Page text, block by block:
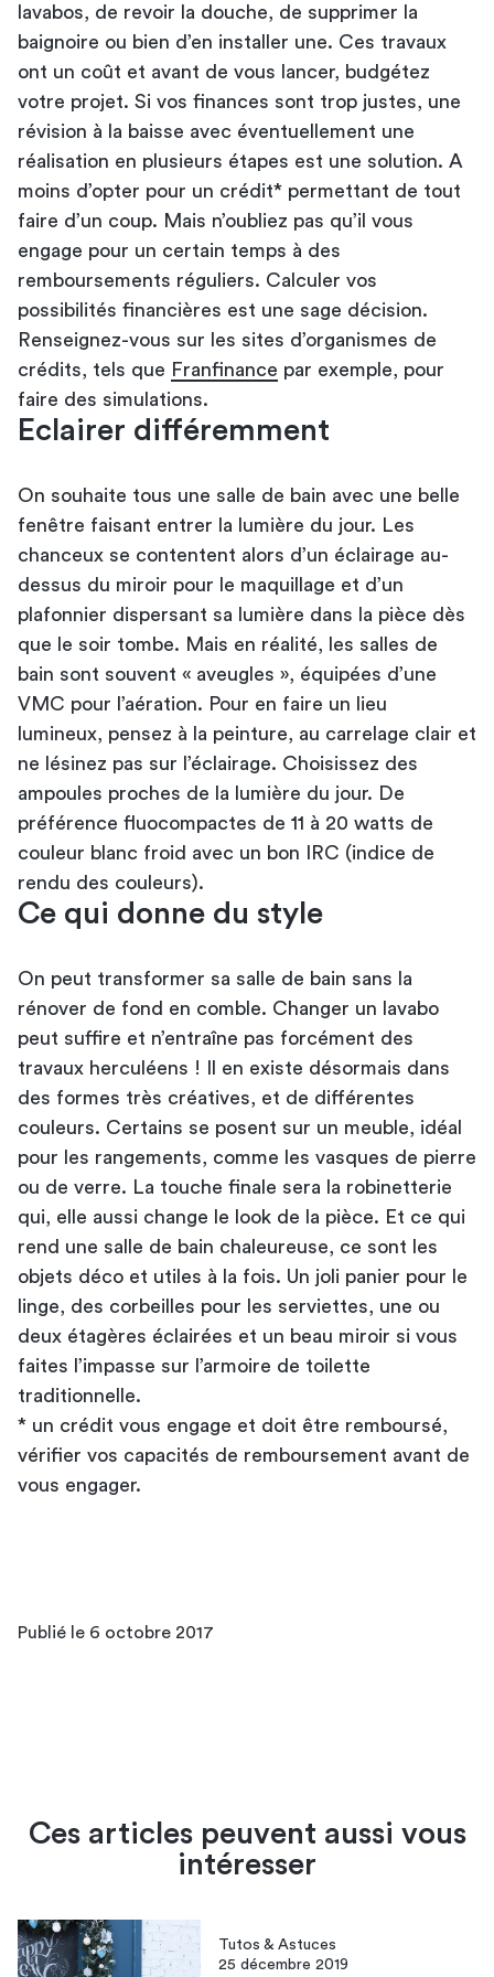
lavabos, de revoir la douche, de supprimer la
baignoire ou bien d’en installer une. Ces travaux
ont un coût et avant de vous lancer, budgétez
votre projet. Si vos finances sont trop justes, une
révision à la baisse avec éventuellement une
réalisation en plusieurs étapes est une solution. A
moins d’opter pour un crédit* permettant de tout
faire d’un coup. Mais n’oubliez pas qu’il vous
engage pour un certain temps à des
remboursements réguliers. Calculer vos
possibilités financières est une sage décision.
Renseignez-vous sur les sites d’organismes de
crédits, tels que Franfinance par exemple, pour
faire des simulations.
Eclairer différemment
On souhaite tous une salle de bain avec une belle
fenêtre faisant entrer la lumière du jour. Les
chanceux se contentent alors d’un éclairage au-
dessus du miroir pour le maquillage et d’un
plafonnier dispersant sa lumière dans la pièce dès
que le soir tombe. Mais en réalité, les salles de
bain sont souvent « aveugles », équipées d’une
VMC pour l’aération. Pour en faire un lieu
lumineux, pensez à la peinture, au carrelage clair et
ne lésinez pas sur l’éclairage. Choisissez des
ampoules proches de la lumière du jour. De
préférence fluocompactes de 11 à 20 watts de
couleur blanc froid avec un bon IRC (indice de
rendu des couleurs).
Ce qui donne du style
On peut transformer sa salle de bain sans la
rénover de fond en comble. Changer un lavabo
peut suffire et n’entraîne pas forcément des
travaux herculéens ! Il en existe désormais dans
des formes très créatives, et de différentes
couleurs. Certains se posent sur un meuble, idéal
pour les rangements, comme les vasques de pierre
ou de verre. La touche finale sera la robinetterie
qui, elle aussi change le look de la pièce. Et ce qui
rend une salle de bain chaleureuse, ce sont les
objets déco et utiles à la fois. Un joli panier pour le
linge, des corbeilles pour les serviettes, une ou
deux étagères éclairées et un beau miroir si vous
faites l’impasse sur l’armoire de toilette
traditionnelle.
* un crédit vous engage et doit être remboursé,
vérifier vos capacités de remboursement avant de
vous engager.
Publié le 6 octobre 2017
Ces articles peuvent aussi vous
intéresser
Tutos & Astuces
25 décembre 2019